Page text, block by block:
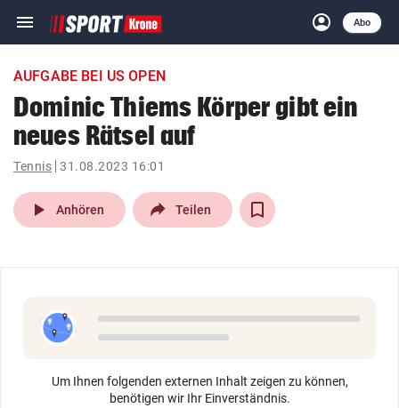
menu Navigation
ein-/ausklappen
account_circle
Anmelden
Abo
close Schließen
account_circle Anmelden
pin_drop
Wien arrow_right
search
eingeben
AUFGABE BEI US OPEN
Dominic Thiems Körper gibt ein
neues Rätsel auf
Tennis 31.08.2023 16:01
play_arrow Anhören Teilen
Um Ihnen folgenden externen Inhalt zeigen zu können,
benötigen wir Ihr Einverständnis.